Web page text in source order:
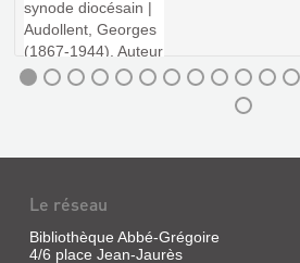
LA
CRÉATION
DE
Livre
Audollent,
Le réseau
Bibliothèque Abbé-Grégoire
4/6 place Jean-Jaurès